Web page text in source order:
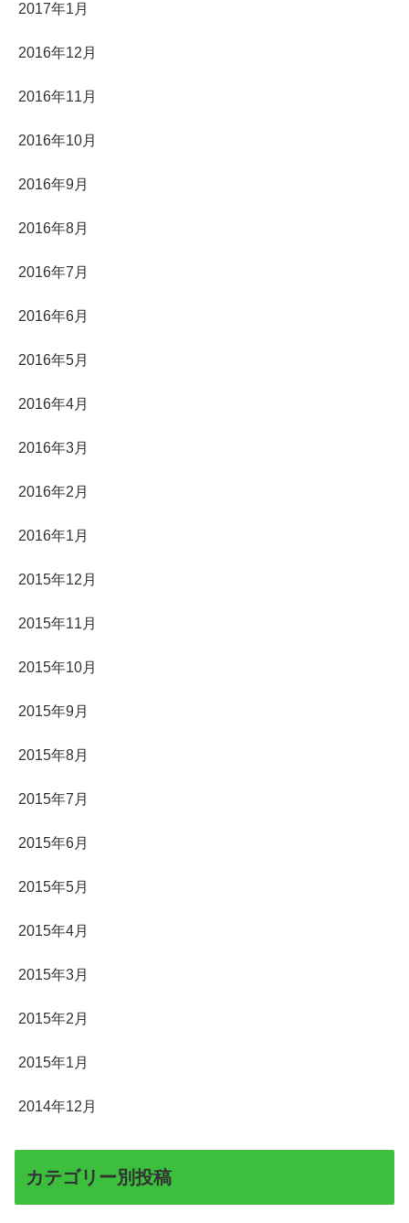
2017年1月
2016年12月
2016年11月
2016年10月
2016年9月
2016年8月
2016年7月
2016年6月
2016年5月
2016年4月
2016年3月
2016年2月
2016年1月
2015年12月
2015年11月
2015年10月
2015年9月
2015年8月
2015年7月
2015年6月
2015年5月
2015年4月
2015年3月
2015年2月
2015年1月
2014年12月
カテゴリー別投稿